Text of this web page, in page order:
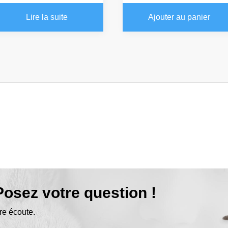
Lire la suite Ajouter au panier
votre question !
écoute.